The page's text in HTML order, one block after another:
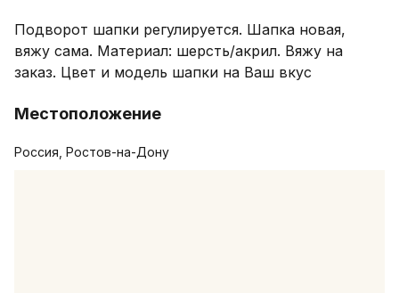
Подворот шапки регулируется. Шапка новая,
вяжу сама. Материал: шерсть/акрил. Вяжу на
заказ. Цвет и модель шапки на Ваш вкус
Местоположение
Россия, Ростов-на-Дону